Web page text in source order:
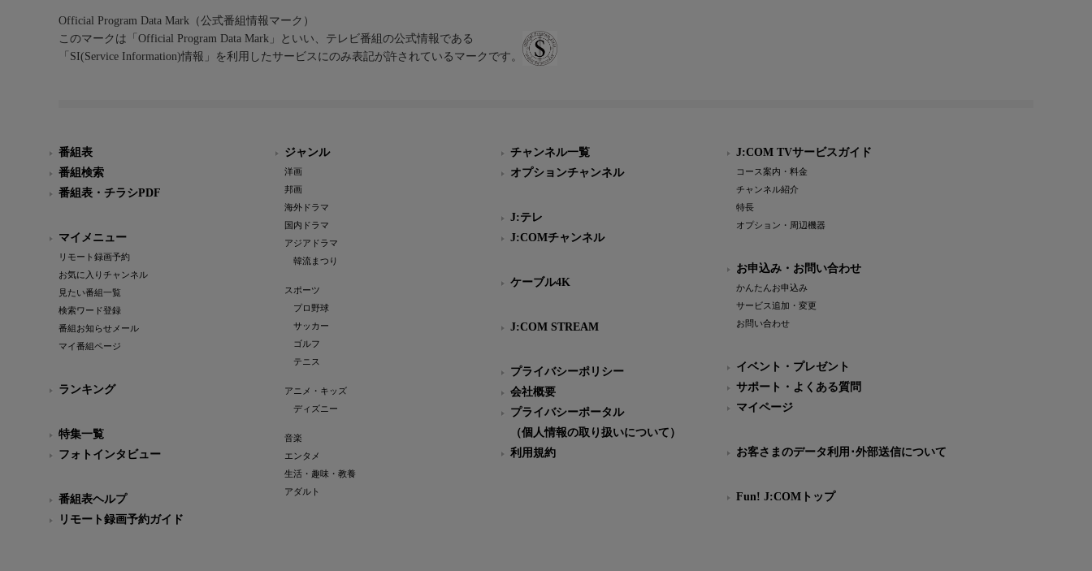
Official Program Data Mark（公式番組情報マーク）
このマークは「Official Program Data Mark」といい、テレビ番組の公式情報である
「SI(Service Information)情報」を利用したサービスにのみ表記が許されているマークです。
番組表
番組検索
番組表・チラシPDF
マイメニュー
リモート録画予約
お気に入りチャンネル
見たい番組一覧
検索ワード登録
番組お知らせメール
マイ番組ページ
ランキング
特集一覧
フォトインタビュー
番組表ヘルプ
リモート録画予約ガイド
ジャンル
洋画
邦画
海外ドラマ
国内ドラマ
アジアドラマ
韓流まつり
スポーツ
プロ野球
サッカー
ゴルフ
テニス
アニメ・キッズ
ディズニー
音楽
エンタメ
生活・趣味・教養
アダルト
チャンネル一覧
オプションチャンネル
J:テレ
J:COMチャンネル
ケーブル4K
J:COM STREAM
プライバシーポリシー
会社概要
プライバシーポータル
（個人情報の取り扱いについて）
利用規約
J:COM TVサービスガイド
コース案内・料金
チャンネル紹介
特長
オプション・周辺機器
お申込み・お問い合わせ
かんたんお申込み
サービス追加・変更
お問い合わせ
イベント・プレゼント
サポート・よくある質問
マイページ
お客さまのデータ利用･外部送信について
Fun! J:COMトップ